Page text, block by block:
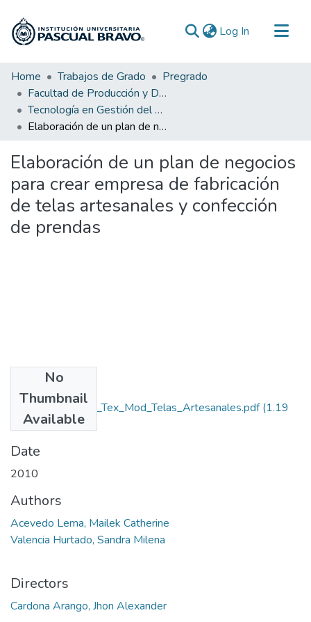
Log In (current)
Communities & Collections
All of DSpace
Statistics
Home Trabajos de Grado
Pregrado
Facultad de Producción y Diseño
Tecnología en Gestión del Diseño Textil y de Moda
Elaboración de un plan de negocios para crear empresa de fabricación de telas artesanales y confección de prendas
Elaboración de un plan de negocios
para crear empresa de fabricación
de telas artesanales y confección
de prendas
No
Thumbnail
Available
Rep_IUPB_Dis_Tex_Mod_Telas_Artesanales.pdf(1.19
MB)
Date
2010
Authors
Acevedo Lema, Mailek Catherine
Valencia Hurtado, Sandra Milena
Directors
Cardona Arango, Jhon Alexander